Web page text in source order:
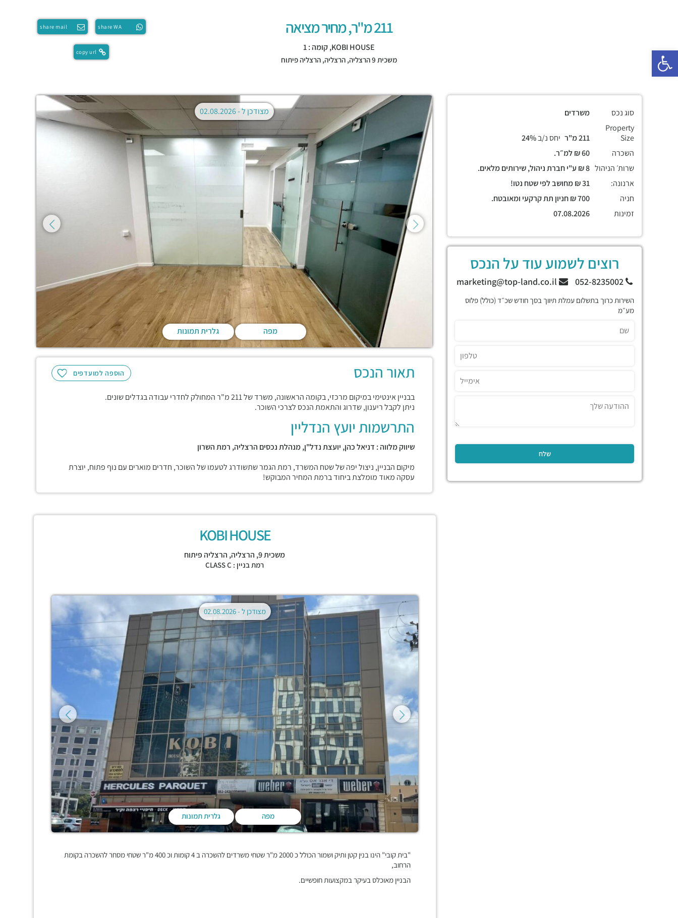
פתח סרגל נגישות
share WA
share mail
copy url
211 מ"ר, מחיר מציאה
KOBI HOUSE, קומה : 1
משכית 9 הרצליה, הרצליה, הרצליה פיתוח
מפה גלרית תמונות
מצודכן ל -
הוספה למועדפים תאור הנכס
בבניין אינטימי במיקום מרכזי, בקומה הראשונה, משרד של 211 מ"ר המחולק לחדרי עבודה בגדלים שונים.
ניתן לקבל ריענון, שדרוג והתאמת הנכס לצרכי השוכר.
התרשמות יועץ הנדליין
שיווק מלווה : דניאל כהן, יועצת נדל"ן, מנהלת נכסים הרצליה, רמת השרון
מיקום הבניין, ניצול יפה של שטח המשרד, רמת הגמר שתשודרג לטעמו של השוכר, חדרים מוארים עם נוף פתוח, יוצרת
עסקה מאוד מומלצת ביחוד ברמת המחיר המבוקש!
סוג נכס
משרדים
Property
Size
יחס נ/ב
השכרה
שרות׳ הניהול
ארנונה:
חניה
זמינות
רוצים לשמוע עוד על הנכס
השירות כרוך בתשלום עמלת תיווך בסך חודש שכ״ד (כולל) פלוס
מע״מ
KOBI HOUSE
משכית 9, הרצליה, הרצליה פיתוח
רמת בניין : CLASS C
מפה גלרית תמונות
מצודכן ל -02.08.2026
"בית קובי" הינו בנין קטן ותיק ושמור הכולל כ 2000 מ"ר שטחי משרדים להשכרה ב 4 קומות וכ 400 מ"ר שטחי מסחר להשכרה בקומת
הרחוב,
הבניין מאוכלס בעיקר במקצועות חופשיים.